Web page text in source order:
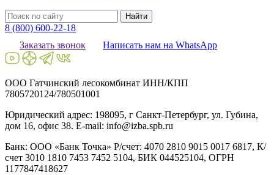
Найти
8 (800) 600-22-18
Заказать звонок
Написать нам на WhatsApp
ООО Гатчинский лесокомбинат ИНН/КПП
7805720124/780501001
Юридический адрес: 198095, г Санкт-Петербург, ул. Губина,
дом 16, офис 38. E-mail: info@izba.spb.ru
Банк: ООО «Банк Точка» Р/счет: 4070 2810 9015 0017 6817, К/
счет 3010 1810 7453 7452 5104, БИК 044525104, ОГРН
1177847418627